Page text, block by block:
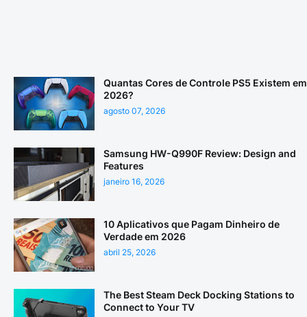
Quantas Cores de Controle PS5 Existem em
2026?
agosto 07, 2026
Samsung HW-Q990F Review: Design and
Features
janeiro 16, 2026
10 Aplicativos que Pagam Dinheiro de
Verdade em 2026
abril 25, 2026
The Best Steam Deck Docking Stations to
Connect to Your TV